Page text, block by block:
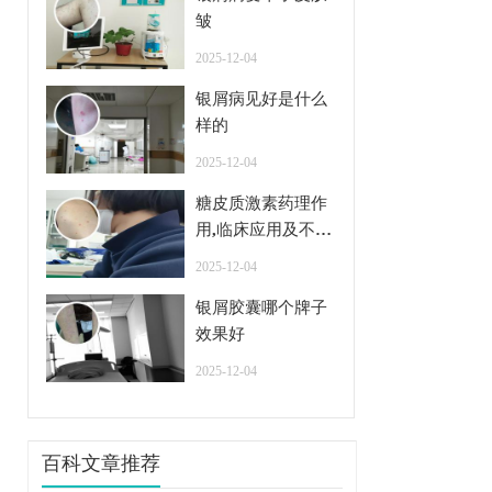
皱
2025-12-04
银屑病见好是什么
样的
2025-12-04
糖皮质激素药理作
用,临床应用及不良
2025-12-04
银屑胶囊哪个牌子
效果好
2025-12-04
百科文章推荐